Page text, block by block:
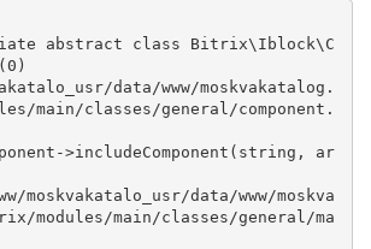
abstract class Bitrix\Iblock\C
data/www/moskvakatalog.
main/classes/general/component.
>includeComponent(string, ar
modules/main/classes/general/ma